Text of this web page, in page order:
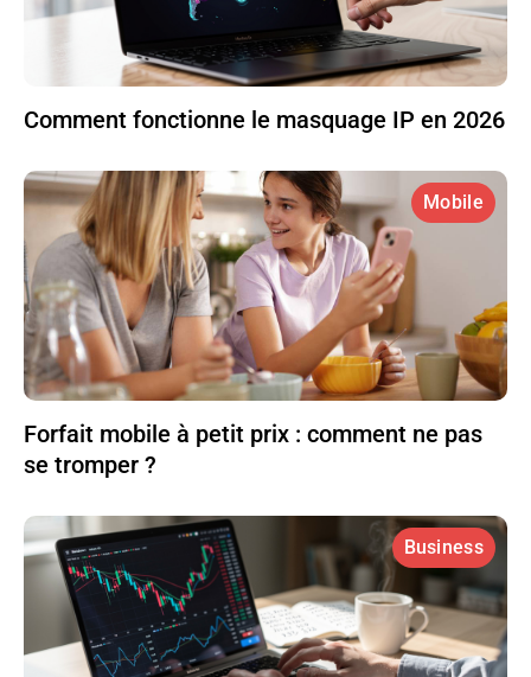
Comment fonctionne le masquage IP en 2026
Mobile
Forfait mobile à petit prix : comment ne pas
se tromper ?
Business